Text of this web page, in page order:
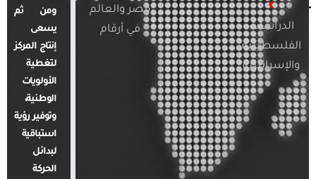
الدراسات
الفلسطينية
والإسرائيلية
مصر والعالم
في أرقام
ومن ثم
يسعى
إنتاج المركز
لتغطية
الأولويات
الوطنية،
وتوفير رؤية
استباقية
لبدائل
الحركة